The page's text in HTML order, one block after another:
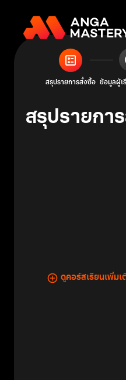
สรุปรายกา
ดูคอร์สเรียนเพิ่มเ